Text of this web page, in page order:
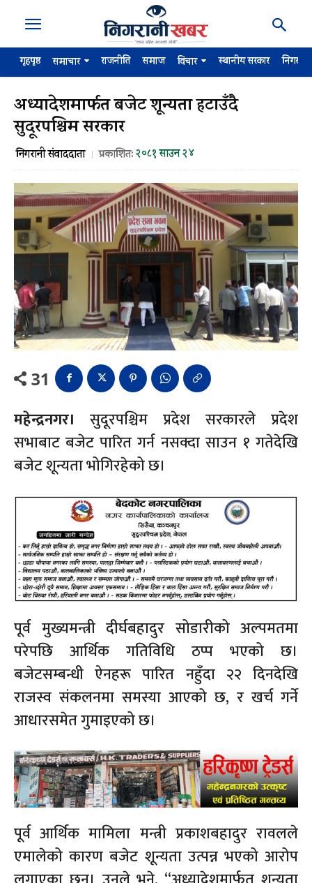
गृहपृष्ठ समाचार राजनीति समाज विचार स्थानीय सरकार
अध्यादेशमार्फत बजेट शून्यता हटाउँदै
सुदूरपश्चिम सरकार
निगरानी संवाददाता प्रकाशित:२०८१ साउन २४
31
महेन्द्रनगर। सुदूरपश्चिम प्रदेश सरकारले प्रदेश
सभाबाट बजेट पारित गर्न नसक्दा साउन १ गतेदेखि
बजेट शून्यता भोगिरहेको छ।
पूर्व मुख्यमन्त्री दीर्घबहादुर सोडारीको अल्पमतमा
परेपछि आर्थिक गतिविधि ठप्प भएको छ।
बजेटसम्बन्धी ऐनहरू पारित नहुँदा २२ दिनदेखि
राजस्व संकलनमा समस्या आएको छ, र खर्च गर्ने
आधारसमेत गुमाइएको छ।
पूर्व आर्थिक मामिला मन्त्री प्रकाशबहादुर रावलले
एमालेको कारण बजेट शून्यता उत्पन्न भएको आरोप